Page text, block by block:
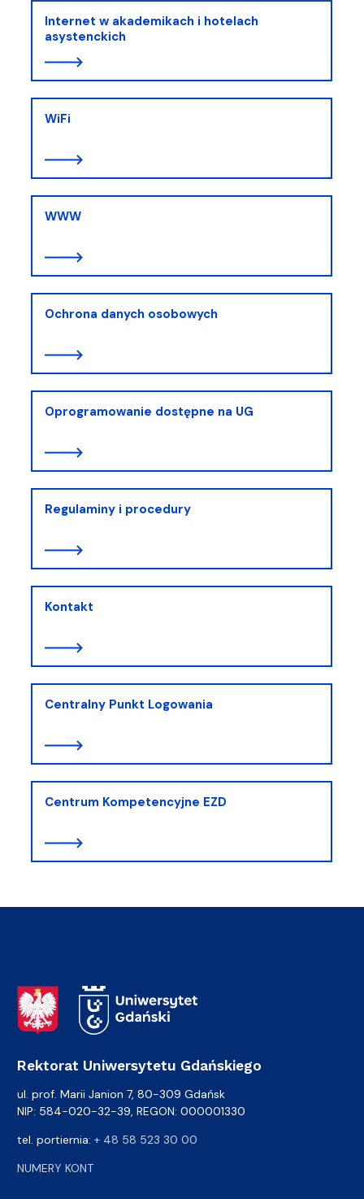
Internet w akademikach i hotelach
asystenckich
WiFi
WWW
Ochrona danych osobowych
Oprogramowanie dostępne na UG
Regulaminy i procedury
Kontakt
Centralny Punkt Logowania
Centrum Kompetencyjne EZD
Adres Rektoratu
Rektorat Uniwersytetu Gdańskiego
ul. prof. Marii Janion 7, 80-309 Gdańsk
NIP: 584-020-32-39, REGON: 000001330
tel. portiernia: + 48 58 523 30 00
NUMERY KONT